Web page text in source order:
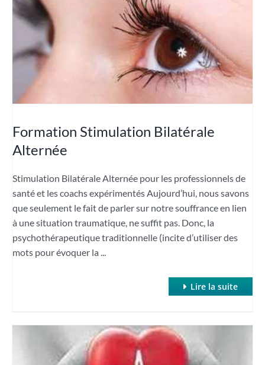
Formation Stimulation Bilatérale
Alternée
Stimulation Bilatérale Alternée pour les professionnels de
santé et les coachs expérimentés Aujourd’hui, nous savons
que seulement le fait de parler sur notre souffrance en lien
à une situation traumatique, ne suffit pas. Donc, la
psychothérapeutique traditionnelle (incite d’utiliser des
mots pour évoquer la ...
Lire la suite